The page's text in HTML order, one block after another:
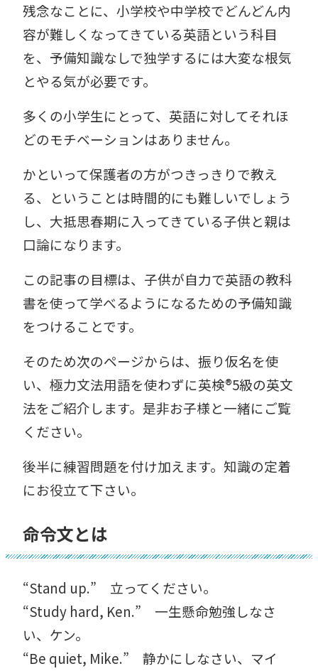
残念なことに、小学校や中学校でどんどん内
容が難しくなってきている英語という科目
を、予備知識なしで独学するには大変な根気
とやる気が必要です。
多くの小学生にとって、英語に対してそれほ
どのモチベーションはありません。
かといって保護者の方がつきっきりで教え
る、ということは時間的にも難しいでしょう
し、大抵思春期に入ってきている子供と親は
口論になります。
この記事の目標は、子供が自力で英語の教科
書を使って学べるようになるための予備知識
をつけることです。
そのため次のページからは、振り仮名を使
い、極力文法用語を使わずに英検®︎5級の英文
法をご紹介します。是非お子様と一緒にご覧
ください。
後半に練習問題を付け加えます。知識の定着
にお役立て下さい。
命令文とは
“Stand up.” 立ってください。
“Study hard, Ken.” 一生懸命勉強しなさ
い、ケン。
“Be quiet, Mike.” 静かにしなさい、マイ